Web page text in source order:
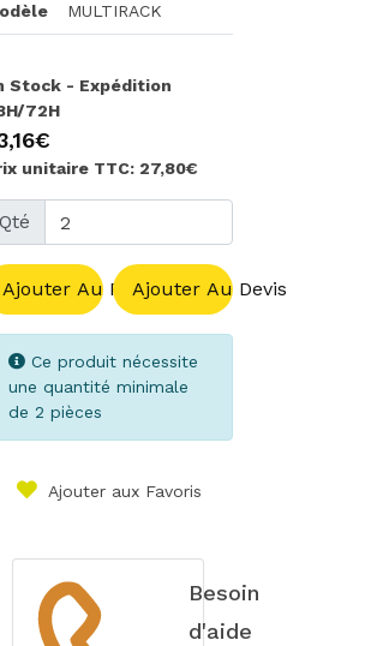
MULTIRACK
Stock - Expédition
72H
unitaire TTC: 27,80€
Qté
Ajouter Au PanierAjouter Au Devis
Ce produit nécessite
une quantité minimale
de 2 pièces
Ajouter aux Favoris
Besoin
d'aide